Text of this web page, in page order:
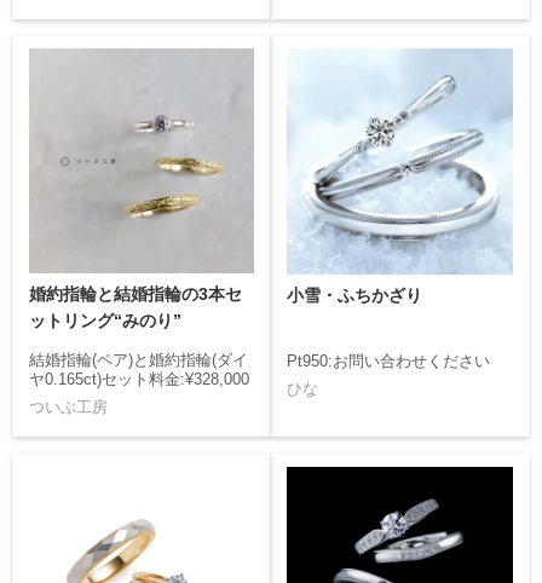
婚約指輪と結婚指輪の3本セ
ットリング“みのり”
結婚指輪(ペア)と婚約指輪(ダイ
ヤ0.165ct)セット料金:¥328,000
ついぶ工房
小雪・ふちかざり
Pt950:お問い合わせください
ひな